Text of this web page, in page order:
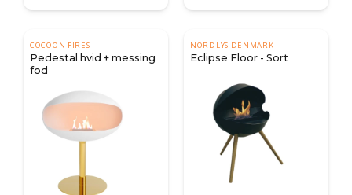
COCOON FIRES
Pedestal hvid + messing
fod
NORDLYS DENMARK
Eclipse Floor - Sort